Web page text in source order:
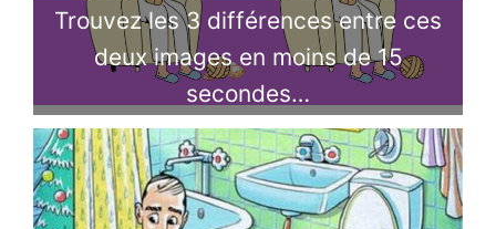
Trouvez les 3 différences entre ces
deux images en moins de 15
secondes…